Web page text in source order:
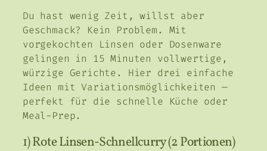
Du hast wenig Zeit, willst aber
Geschmack? Kein Problem. Mit
vorgekochten Linsen oder Dosenware
gelingen in 15 Minuten vollwertige,
würzige Gerichte. Hier drei einfache
Ideen mit Variationsmöglichkeiten —
perfekt für die schnelle Küche oder
Meal-Prep.
1) Rote Linsen-Schnellcurry (2 Portionen)